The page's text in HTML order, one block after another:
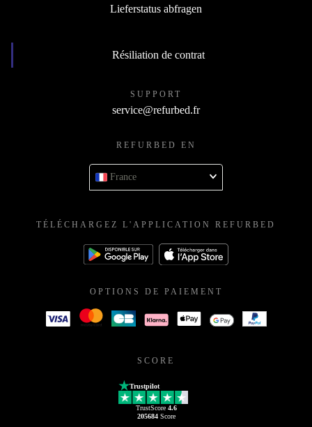
Lieferstatus abfragen
Résiliation de contrat
SUPPORT
service@refurbed.fr
REFURBED EN
France
TÉLÉCHARGEZ L'APPLICATION REFURBED
OPTIONS DE PAIEMENT
SCORE
Trustpilot
TrustScore 4.6
205684Score